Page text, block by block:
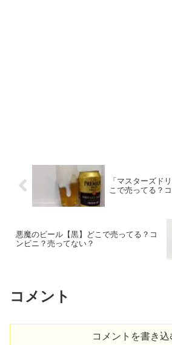
「マスターズド
こで売ってる？
悪魔のビール【黒】どこで売ってる？コ
ンビニ？売ってない？
コメント
コメントを書き込